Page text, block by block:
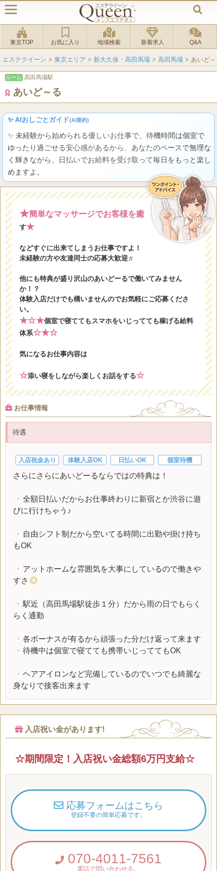
東京TOP お気に入り 地域検索 新着求人 Q&A
エステクイーン > 東京エリア > 新大久保・高田馬場 > 高田馬場 > あいど
ルーム 高田馬場駅
あいど～る
✨ AIおしごとガイド(AI要約)
✨ 未経験から始められる優しいお仕事で、待機時間は個室で
ゆったり過ごせる安心感があるから、あなたのペースで無理な
く輝きながら、日払いでお給料を受け取って毎日をもっと楽し
めますよ。
★簡単なマッサージでお客様を癒
す★
などすぐに出来てしまうお仕事ですよ！
未経験の方や友達同士の応募大歓迎♬
他にも特典が盛り沢山のあいどーるで働いてみません
か！？
体験入店だけでも構いませんのでお気軽にご応募くださ
い。
★☆★個室で寝ててもスマホをいじってても稼げる給料
体系☆★☆
気になるお仕事内容は
☆添い寝をしながら楽しくお話をする☆
お仕事情報
待遇
入店祝金あり 体験入店OK 日払いOK 個室待機
さらにさらにあいどーるならではの特典は！
・ 全額日払いだからお仕事終わりに新宿とか渋谷に遊
びに行けちゃう♪
・ 自由シフト制だから空いてる時間に出勤や掛け持ち
もOK
・ アットホームな雰囲気を大事にしているので働きや
すさ ◎
・ 駅近（高田馬場駅徒歩１分）だから雨の日でもらく
らく通勤
・ 各ボーナスが有るから頑張った分だけ返って来ます
・ 待機中は個室で寝てても携帯いじっててもOK
・ ヘアアイロンなど完備しているのでいつでも綺麗な
身なりで接客出来ます
入店祝い金があります!
☆期間限定！入店祝い金総額6万円支給☆
応募フォームはこちら
登録不要の簡単応募です。
070-4011-7561
電話で問い合わせる。